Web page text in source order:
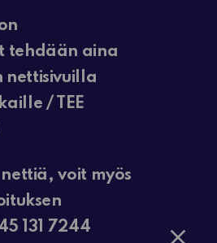
tehdään aina
/ TEE
voit myös
131 7244